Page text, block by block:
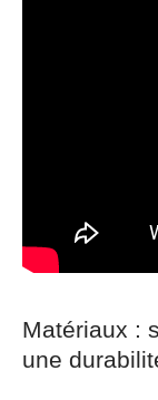
Matériaux :
une